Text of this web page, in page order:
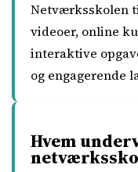
Netværksskolen
videoer, online
interaktive
og engagerende
Hvem